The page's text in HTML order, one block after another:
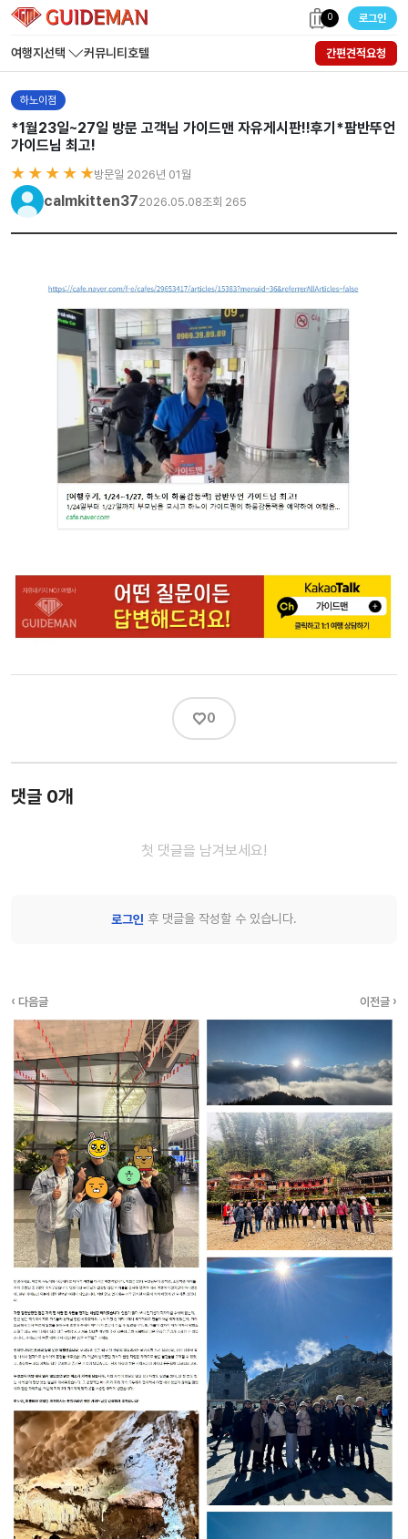
0 로그인
여행지선택 커뮤니티 호텔 간편견적요청
하노이점
*1월23일~27일 방문 고객님 가이드맨 자유게시판!!후기*팜반뚜언
가이드님 최고!
★ ★ ★ ★ ★방문일 2026년 01월
calmkitten372026.05.08조회 265
♡0
댓글 0개
첫 댓글을 남겨보세요!
로그인 후 댓글을 작성할 수 있습니다.
‹ 다음글 이전글 ›